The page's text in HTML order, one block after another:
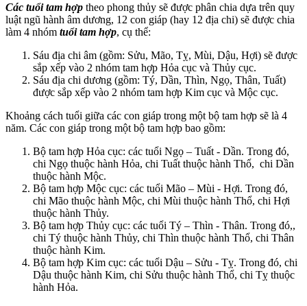
Các tuổi tam hợp theo phong thủy sẽ được phân chia dựa trên quy
luật ngũ hành âm dương, 12 con giáp (hay 12 địa chi) sẽ được chia
làm 4 nhóm tuổi tam hợp, cụ thể:
Sáu địa chi âm (gồm: Sửu, Mão, Tỵ, Mùi, Dậu, Hợi) sẽ được
sắp xếp vào 2 nhóm tam hợp Hỏa cục và Thủy cục.
Sáu địa chi dương (gồm: Tý, Dần, Thìn, Ngọ, Thân, Tuất)
được sắp xếp vào 2 nhóm tam hợp Kim cục và Mộc cục.
Khoảng cách tuổi giữa các con giáp trong một bộ tam hợp sẽ là 4
năm. Các con giáp trong một bộ tam hợp bao gồm:
Bộ tam hợp Hỏa cục: các tuổi Ngọ – Tuất - Dần. Trong đó,
chi Ngọ thuộc hành Hỏa, chi Tuất thuộc hành Thổ, chi Dần
thuộc hành Mộc.
Bộ tam hợp Mộc cục: các tuổi Mão – Mùi - Hợi. Trong đó,
chi Mão thuộc hành Mộc, chi Mùi thuộc hành Thổ, chi Hợi
thuộc hành Thủy.
Bộ tam hợp Thủy cục: các tuổi Tý – Thìn - Thân. Trong đó,,
chi Tý thuộc hành Thủy, chi Thìn thuộc hành Thổ, chi Thân
thuộc hành Kim.
Bộ tam hợp Kim cục: các tuổi Dậu – Sửu - Tỵ. Trong đó, chi
Dậu thuộc hành Kim, chi Sửu thuộc hành Thổ, chi Tỵ thuộc
hành Hỏa.